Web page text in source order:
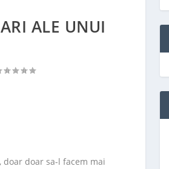
ALE UNUI
doar sa-l facem mai